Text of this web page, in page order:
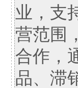
业，支
营范围
合作，
品、滞